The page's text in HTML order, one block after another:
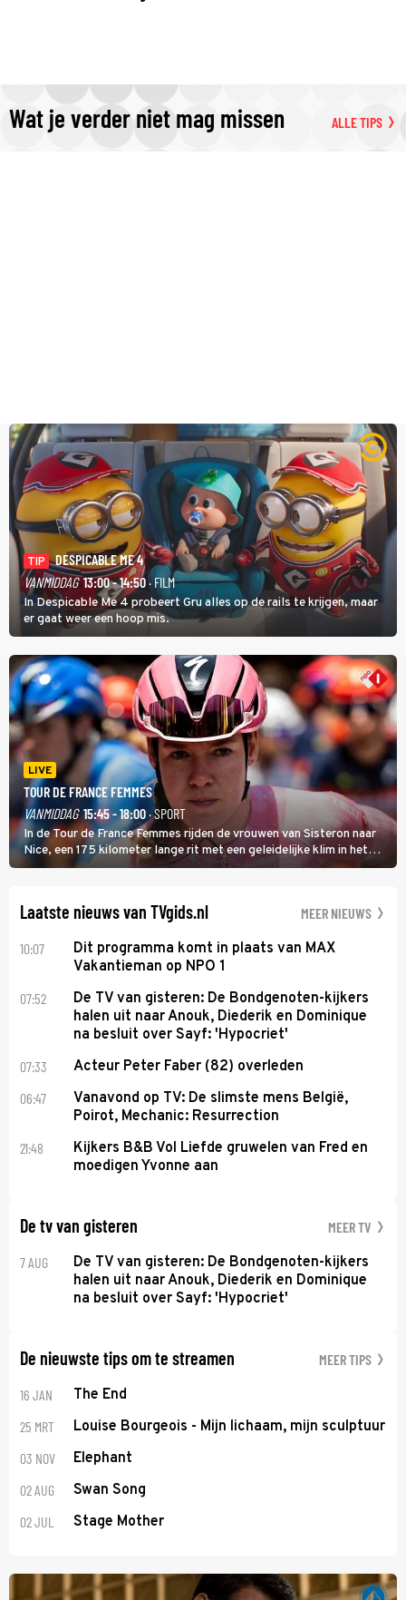
Wat je verder niet mag missen ALLE TIPS
TIP
DESPICABLE ME 4
VANMIDDAG 13:00 - 14:50· FILM
In Despicable Me 4 probeert Gru alles op de rails te krijgen, maar
er gaat weer een hoop mis.
LIVE
TOUR DE FRANCE FEMMES
VANMIDDAG 15:45 - 18:00· SPORT
In de Tour de France Femmes rijden de vrouwen van Sisteron naar
Nice, een 175 kilometer lange rit met een geleidelijke klim in het
midden. Dat is mogelijk niet de zwaarste hindernis, dat is de
Laatste nieuws van TVgids.nl MEER NIEUWS
10:07
Dit programma komt in plaats van MAX
Vakantieman op NPO 1
07:52
De TV van gisteren: De Bondgenoten-kijkers
halen uit naar Anouk, Diederik en Dominique
na besluit over Sayf: 'Hypocriet'
07:33 Acteur Peter Faber (82) overleden
06:47
Vanavond op TV: De slimste mens België,
Poirot, Mechanic: Resurrection
21:48
Kijkers B&B Vol Liefde gruwelen van Fred en
moedigen Yvonne aan
De tv van gisteren MEER TV
7 AUG
De TV van gisteren: De Bondgenoten-kijkers
halen uit naar Anouk, Diederik en Dominique
na besluit over Sayf: 'Hypocriet'
De nieuwste tips om te streamen MEER TIPS
16 JAN The End
25 MRT Louise Bourgeois - Mijn lichaam, mijn sculptuur
03 NOV Elephant
02 AUG Swan Song
02 JUL Stage Mother